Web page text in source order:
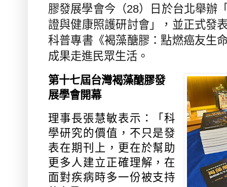
膠發展學會今（28）日於台北舉辦
證與健康照護研討會」，並正式發
科普專書《褐藻醣膠：點燃癌友生
成果走進民眾生活。
第十七屆台灣褐藻醣膠發
展學會開幕
理事長張慧敏表示：「科
學研究的價值，不只是發
表在期刊上，更在於幫助
更多人建立正確理解，在
面對疾病時多一份被支持